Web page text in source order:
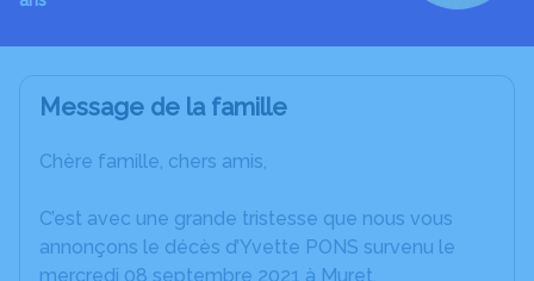
Message de la famille
Chère famille, chers amis,
C’est avec une grande tristesse que nous vous
annonçons le décès d’Yvette PONS survenu le
mercredi 08 septembre 2021 à Muret.